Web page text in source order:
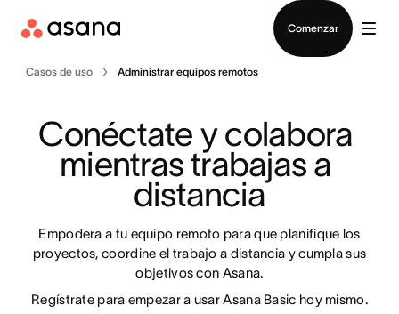
Comenzar
Casos de uso Administrar equipos remotos
Conéctate y colabora
mientras trabajas a
distancia
Empodera a tu equipo remoto para que planifique los
proyectos, coordine el trabajo a distancia y cumpla sus
objetivos con Asana.
Regístrate para empezar a usar Asana Basic hoy mismo.